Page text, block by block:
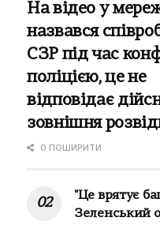
На відео у
назвався
СЗР під час
поліцією, це не
відповідає
зовнішня
0 ПОШИРИТИ
"Це врятує
Зеленський